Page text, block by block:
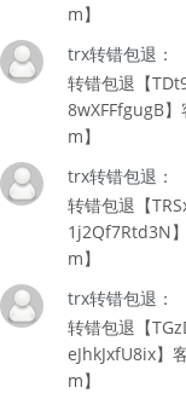
m】
trx转错包退：
转错包退【
8wXFFfgugB
m】
trx转错包退：
转错包退【
1j2Qf7Rtd3N
m】
trx转错包退：
转错包退【
eJhkJxfU8ix】
m】